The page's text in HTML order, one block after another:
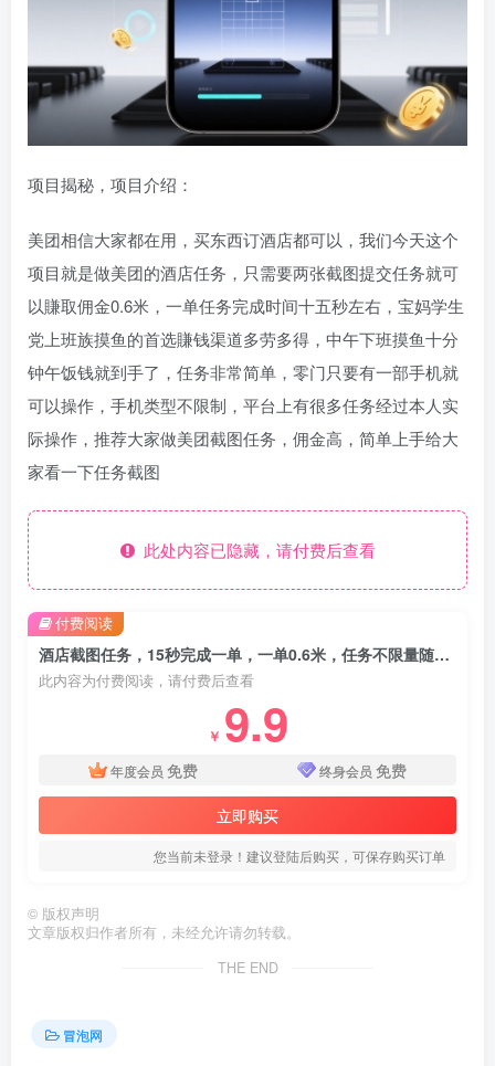
项目揭秘，项目介绍：
美团相信大家都在用，买东西订酒店都可以，我们今天这个
项目就是做美团的酒店任务，只需要两张截图提交任务就可
以賺取佣金0.6米，一单任务完成时间十五秒左右，宝妈学生
党上班族摸鱼的首选賺钱渠道多劳多得，中午下班摸鱼十分
钟午饭钱就到手了，任务非常简单，零门只要有一部手机就
可以操作，手机类型不限制，平台上有很多任务经过本人实
际操作，推荐大家做美团截图任务，佣金高，简单上手给大
家看一下任务截图
此处内容已隐藏，请付费后查看
酒店截图任务，15秒完成一单，一单0.6米，任务不限量随便接，矩阵拉满单日3张【揭秘】
此内容为付费阅读，请付费后查看
￥ 9.9
年度会员 免费 终身会员 免费
立即购买
您当前未登录！建议登陆后购买，可保存购买订单
付费阅读
© 版权声明
文章版权归作者所有，未经允许请勿转载。
THE END
冒泡网